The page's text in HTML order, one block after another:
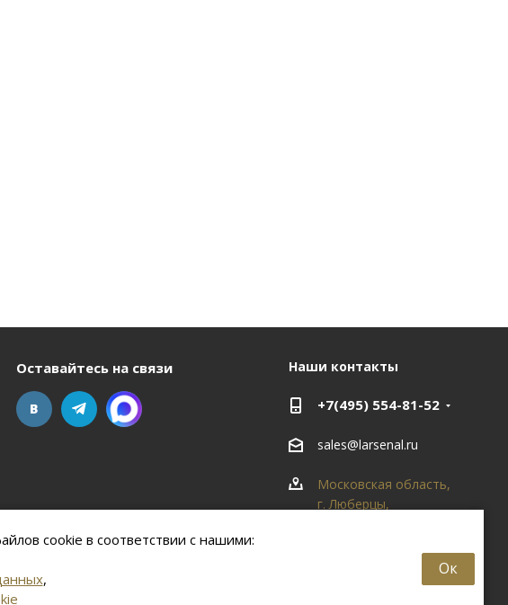
cookie в соответствии с нашими:
,
Ок
Оставайтесь на связи Наши контакты
+7(495) 554-81-52
sales@larsenal.ru
Московская область,
г. Люберцы,